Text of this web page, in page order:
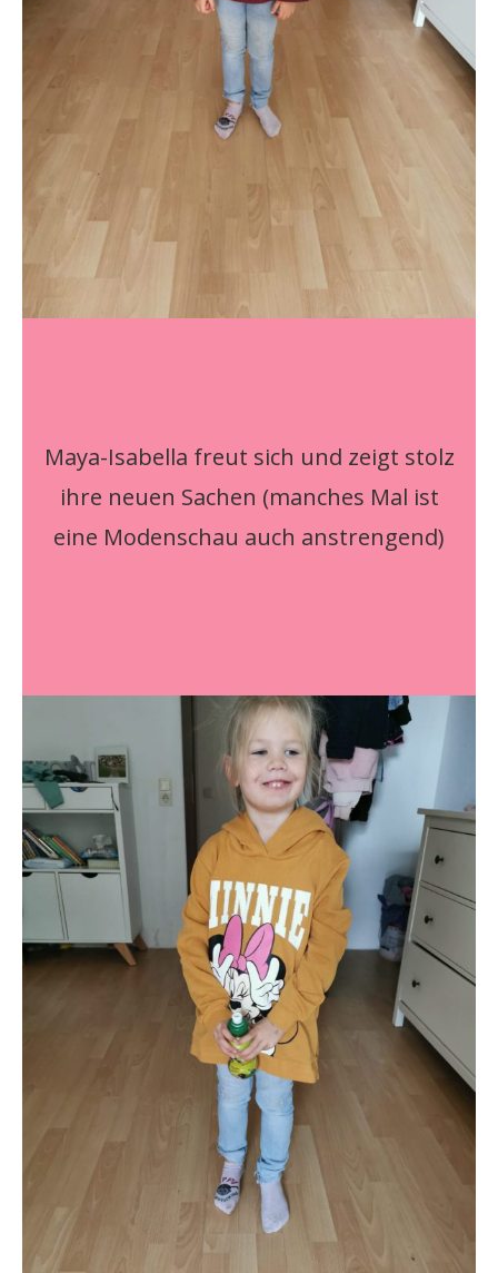
Maya-Isabella freut sich und zeigt stolz
ihre neuen Sachen (manches Mal ist
eine Modenschau auch anstrengend)